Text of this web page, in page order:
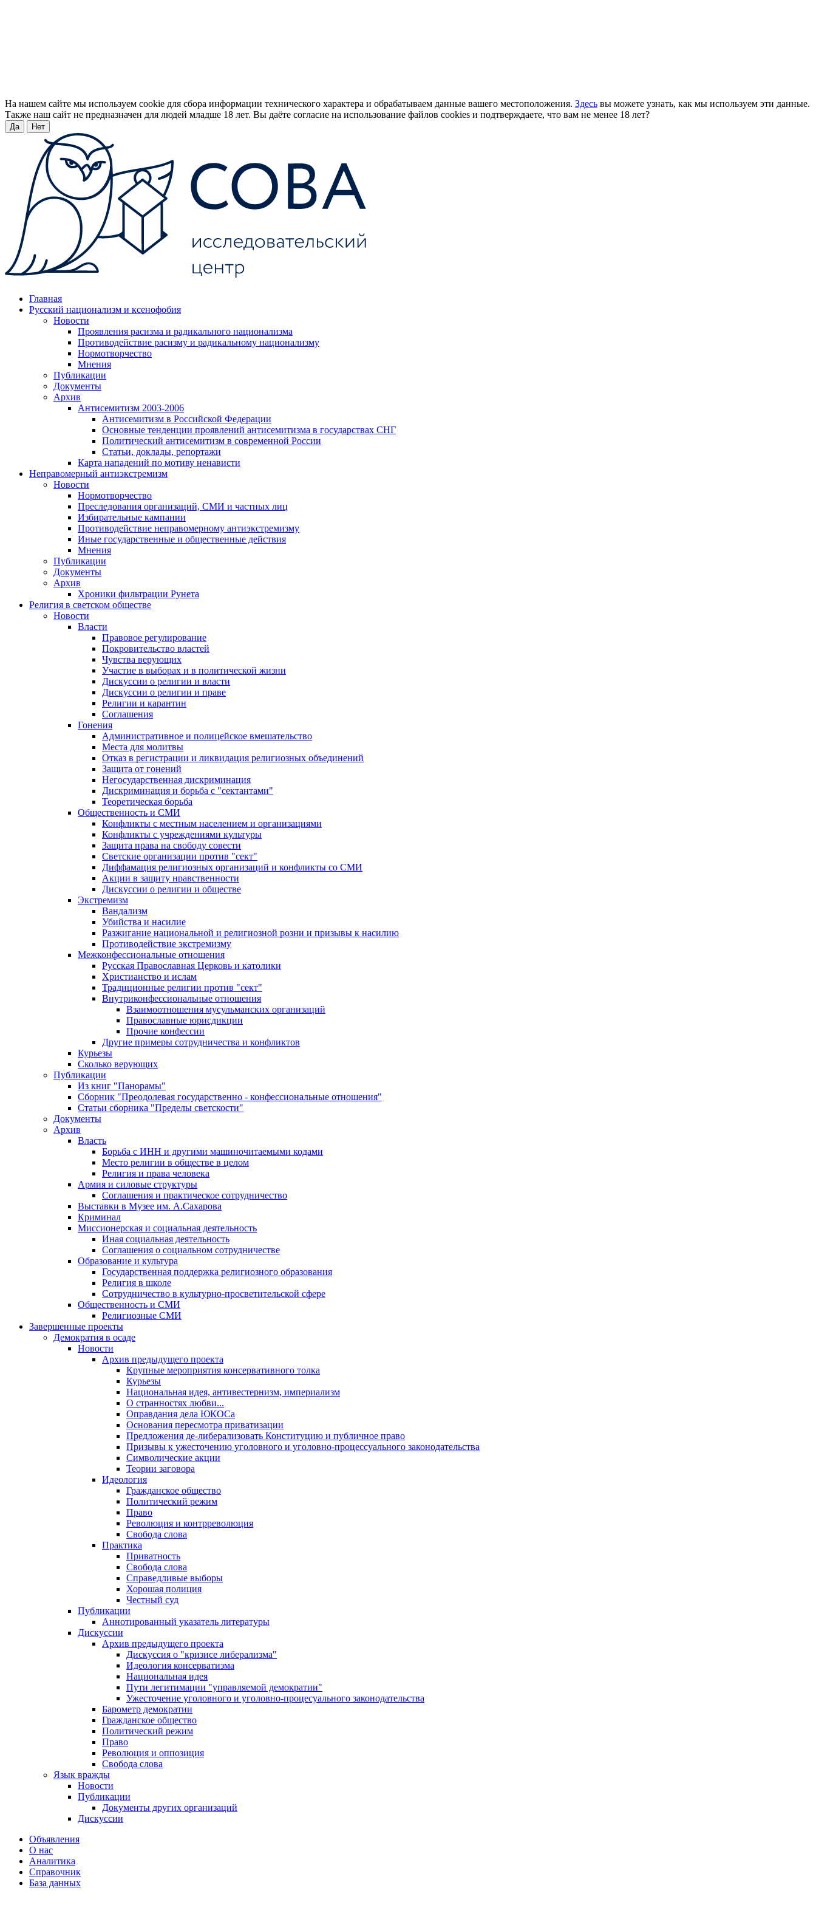
На нашем сайте мы используем cookie для сбора информации технического характера и обрабатываем данные вашего местоположения. Здесь вы можете узнать, как мы используем эти данные.
Также наш сайт не предназначен для людей младше 18 лет. Вы даёте согласие на использование файлов cookies и подтверждаете, что вам не менее 18 лет?
Да Нет
Главная
Русский национализм и ксенофобия
Новости
Проявления расизма и радикального национализма
Противодействие расизму и радикальному национализму
Нормотворчество
Мнения
Публикации
Документы
Архив
Антисемитизм 2003-2006
Антисемитизм в Российской Федерации
Основные тенденции проявлений антисемитизма в государствах СНГ
Политический антисемитизм в современной России
Статьи, доклады, репортажи
Карта нападений по мотиву ненависти
Неправомерный антиэкстремизм
Новости
Нормотворчество
Преследования организаций, СМИ и частных лиц
Избирательные кампании
Противодействие неправомерному антиэкстремизму
Иные государственные и общественные действия
Мнения
Публикации
Документы
Архив
Хроники фильтрации Рунета
Религия в светском обществе
Новости
Власти
Правовое регулирование
Покровительство властей
Чувства верующих
Участие в выборах и в политической жизни
Дискуссии о религии и власти
Дискуссии о религии и праве
Религии и карантин
Соглашения
Гонения
Административное и полицейское вмешательство
Места для молитвы
Отказ в регистрации и ликвидация религиозных объединений
Защита от гонений
Негосударственная дискриминация
Дискриминация и борьба с "сектантами"
Теоретическая борьба
Общественность и СМИ
Конфликты с местным населением и организациями
Конфликты с учреждениями культуры
Защита права на свободу совести
Светские организации против "сект"
Диффамация религиозных организаций и конфликты со СМИ
Акции в защиту нравственности
Дискуссии о религии и обществе
Экстремизм
Вандализм
Убийства и насилие
Разжигание национальной и религиозной розни и призывы к насилию
Противодействие экстремизму
Межконфессиональные отношения
Русская Православная Церковь и католики
Христианство и ислам
Традиционные религии против "сект"
Внутриконфессиональные отношения
Взаимоотношения мусульманских организаций
Православные юрисдикции
Прочие конфессии
Другие примеры сотрудничества и конфликтов
Курьезы
Сколько верующих
Публикации
Из книг "Панорамы"
Сборник "Преодолевая государственно - конфессиональные отношения"
Статьи сборника "Пределы светскости"
Документы
Архив
Власть
Борьба с ИНН и другими машиночитаемыми кодами
Место религии в обществе в целом
Религия и права человека
Армия и силовые структуры
Соглашения и практическое сотрудничество
Выставки в Музее им. А.Сахарова
Криминал
Миссионерская и социальная деятельность
Иная социальная деятельность
Соглашения о социальном сотрудничестве
Образование и культура
Государственная поддержка религиозного образования
Религия в школе
Сотрудничество в культурно-просветительской сфере
Общественность и СМИ
Религиозные СМИ
Завершенные проекты
Демократия в осаде
Новости
Архив предыдущего проекта
Крупные мероприятия консервативного толка
Курьезы
Национальная идея, антивестернизм, империализм
О странностях любви...
Оправдания дела ЮКОСа
Основания пересмотра приватизации
Предложения де-либерализовать Конституцию и публичное право
Призывы к ужесточению уголовного и уголовно-процессуального законодательства
Символические акции
Теории заговора
Идеология
Гражданское общество
Политический режим
Право
Революция и контрреволюция
Свобода слова
Практика
Приватность
Свобода слова
Справедливые выборы
Хорошая полиция
Честный суд
Публикации
Аннотированный указатель литературы
Дискуссии
Архив предыдущего проекта
Дискуссия о "кризисе либерализма"
Идеология консерватизма
Национальная идея
Пути легитимации "управляемой демократии"
Ужесточение уголовного и уголовно-процесуального законодательства
Барометр демократии
Гражданское общество
Политический режим
Право
Революция и оппозиция
Свобода слова
Язык вражды
Новости
Публикации
Документы других организаций
Дискуссии
Объявления
О нас
Аналитика
Справочник
База данных